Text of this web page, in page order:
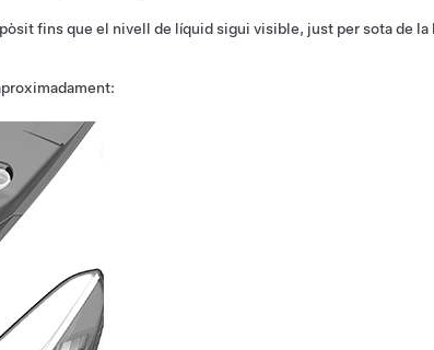
fins que el nivell de líquid sigui visible, just per sota de la